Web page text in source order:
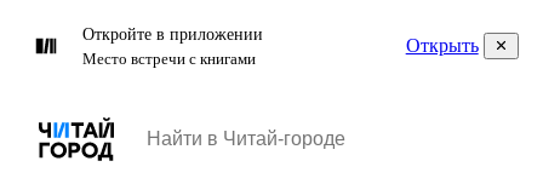
Откройте в приложении
Место встречи с книгами
Открыть